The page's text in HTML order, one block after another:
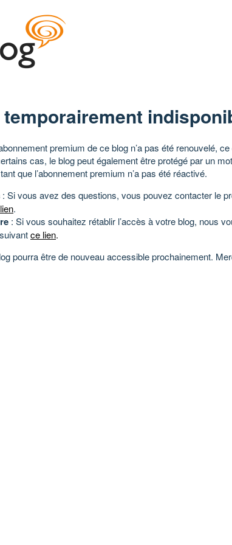
premium de ce blog n’a pas été renouvelé,
cas, le blog peut également être protégé par un
que l’abonnement premium n’a pas été réactivé.
: Si vous avez des questions, vous pouvez contacter le
.
: Si vous souhaitez rétablir l’accès à votre blog, nous
ce lien.
pourra être de nouveau accessible prochainement.